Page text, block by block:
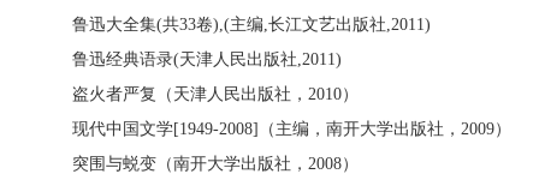
鲁迅大全集(共33卷),(主编 长江文艺出版社 ,2011)
鲁迅经典语录(天津人民出版社 ,2011)
盗火者严复（天津人民出版社， 2010）
现代中国文学[1949-2008] （主编，南开大学出版社， 2009）
突围与蜕变（南开大学出版社， 2008）